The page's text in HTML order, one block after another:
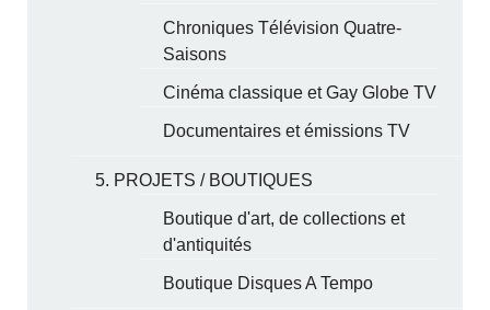
Chroniques Télévision Quatre-
Saisons
Cinéma classique et Gay Globe TV
Documentaires et émissions TV
5. PROJETS / BOUTIQUES
Boutique d'art, de collections et
d'antiquités
Boutique Disques A Tempo